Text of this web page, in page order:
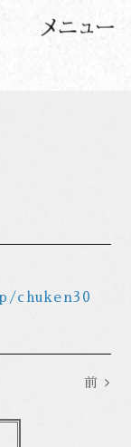
chuken30
前